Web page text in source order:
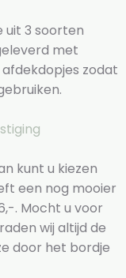
uit 3 soorten
met
zodat
kunt u kiezen
een nog mooier
. Mocht u voor
wij altijd de
door het bordje